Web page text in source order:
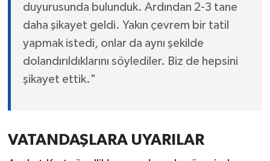
duyurusunda bulunduk. Ardından 2-3 tane
daha şikayet geldi. Yakın çevrem bir tatil
yapmak istedi, onlar da aynı şekilde
dolandırıldıklarını söylediler. Biz de hepsini
şikayet ettik."
VATANDAŞLARA UYARILAR